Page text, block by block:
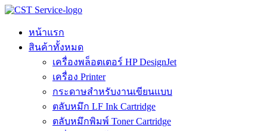
Skip
contentหน้าแรก
สินค้าทั้งหมด
เครื่องพล็อตเตอร์ HP DesignJet
เครื่อง Printer
กระดาษสำหรับงานเขียนแบบ
ตลับหมึก LF Ink Cartridge
ตลับหมึกพิมพ์ Toner Cartridge